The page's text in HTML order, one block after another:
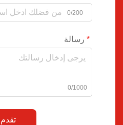
0/200
رسالة
0/1000
تقدم